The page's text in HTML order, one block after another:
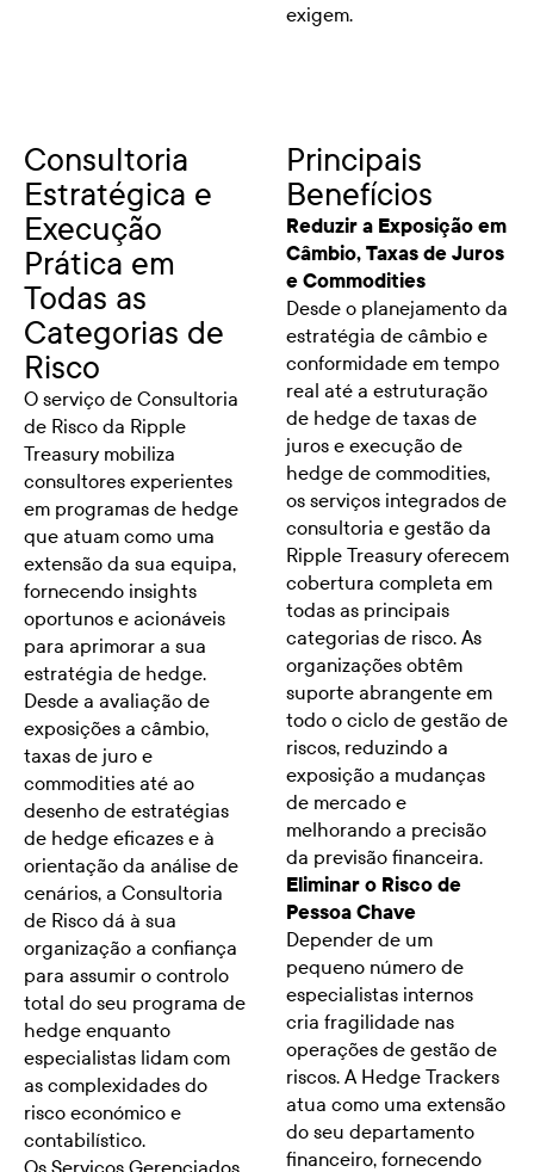
exigem.
Consultoria
Estratégica e
Execução
Prática em
Todas as
Categorias de
Risco
O serviço de Consultoria
de Risco da Ripple
Treasury mobiliza
consultores experientes
em programas de hedge
que atuam como uma
extensão da sua equipa,
fornecendo insights
oportunos e acionáveis
para aprimorar a sua
estratégia de hedge.
Desde a avaliação de
exposições a câmbio,
taxas de juro e
commodities até ao
desenho de estratégias
de hedge eficazes e à
orientação da análise de
cenários, a Consultoria
de Risco dá à sua
organização a confiança
para assumir o controlo
total do seu programa de
hedge enquanto
especialistas lidam com
as complexidades do
risco económico e
contabilístico.
Os Serviços Gerenciados
Principais
Benefícios
Reduzir a Exposição em
Câmbio, Taxas de Juros
e Commodities
Desde o planejamento da
estratégia de câmbio e
conformidade em tempo
real até a estruturação
de hedge de taxas de
juros e execução de
hedge de commodities,
os serviços integrados de
consultoria e gestão da
Ripple Treasury oferecem
cobertura completa em
todas as principais
categorias de risco. As
organizações obtêm
suporte abrangente em
todo o ciclo de gestão de
riscos, reduzindo a
exposição a mudanças
de mercado e
melhorando a precisão
da previsão financeira.
Eliminar o Risco de
Pessoa Chave
Depender de um
pequeno número de
especialistas internos
cria fragilidade nas
operações de gestão de
riscos. A Hedge Trackers
atua como uma extensão
do seu departamento
financeiro, fornecendo